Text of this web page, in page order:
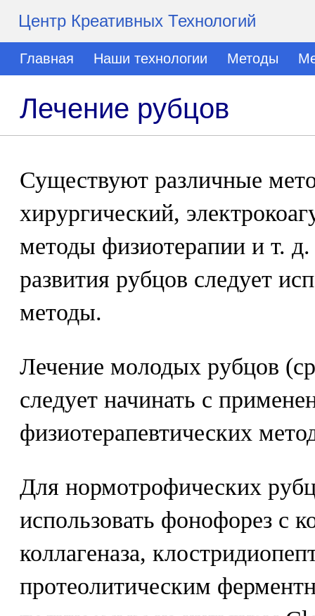
Центр Креативных Технологий
Главная Наши технологии Методы
Лечение рубцов
Существуют различные
хирургический,
методы физиотерапии и т.
развития рубцов следует
методы.
Лечение молодых рубцов
следует начинать с
физиотерапевтических
Для нормотрофических
использовать фонофорез с
коллагеназа,
протеолитическим